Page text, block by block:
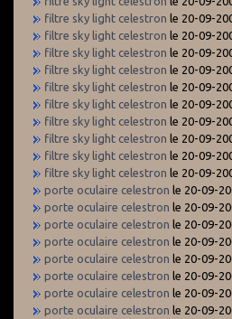
filtre sky light celestron le 20-09-
filtre sky light celestron le 20-09-
filtre sky light celestron le 20-09-
filtre sky light celestron le 20-09-
filtre sky light celestron le 20-09-
filtre sky light celestron le 20-09-
filtre sky light celestron le 20-09-
filtre sky light celestron le 20-09-
filtre sky light celestron le 20-09-
filtre sky light celestron le 20-09-
porte oculaire celestron le 20-09-
porte oculaire celestron le 20-09-
porte oculaire celestron le 20-09-
porte oculaire celestron le 20-09-
porte oculaire celestron le 20-09-
porte oculaire celestron le 20-09-
porte oculaire celestron le 20-09-
porte oculaire celestron le 20-09-